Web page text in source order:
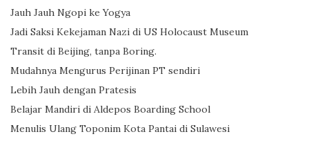
Jauh Jauh Ngopi ke Yogya
Jadi Saksi Kekejaman Nazi di US Holocaust Museum
Transit di Beijing, tanpa Boring.
Mudahnya Mengurus Perijinan PT sendiri
Lebih Jauh dengan Pratesis
Belajar Mandiri di Aldepos Boarding School
Menulis Ulang Toponim Kota Pantai di Sulawesi